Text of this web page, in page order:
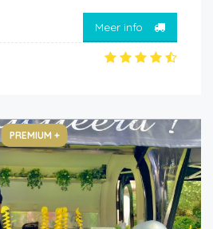
Meer info
PREMIUM +